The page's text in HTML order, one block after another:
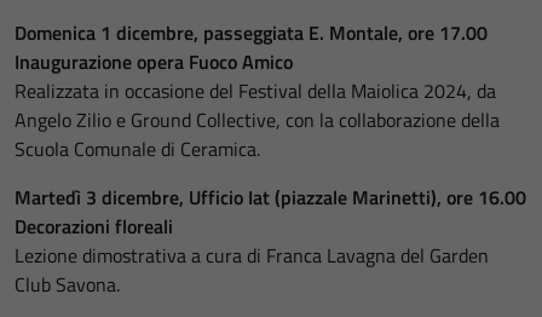
Domenica 1 dicembre, passeggiata E. Montale, ore 17.00
Inaugurazione opera Fuoco Amico
Realizzata in occasione del Festival della Maiolica 2024, da
Angelo Zilio e Ground Collective, con la collaborazione della
Scuola Comunale di Ceramica.
Martedì 3 dicembre, Ufficio Iat (piazzale Marinetti), ore 16.00
Decorazioni floreali
Lezione dimostrativa a cura di Franca Lavagna del Garden
Club Savona.